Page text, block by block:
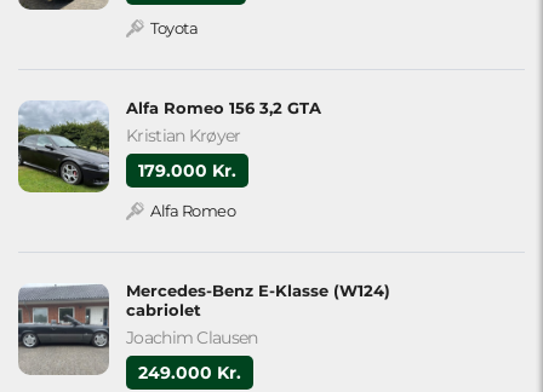
Toyota
Alfa Romeo 156 3,2 GTA
Kristian Krøyer
179.000 Kr.
Alfa Romeo
Mercedes-Benz E-Klasse (W124)
cabriolet
Joachim Clausen
249.000 Kr.